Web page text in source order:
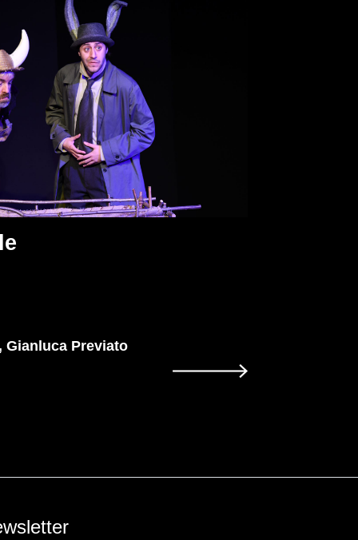
Gianluca Previato